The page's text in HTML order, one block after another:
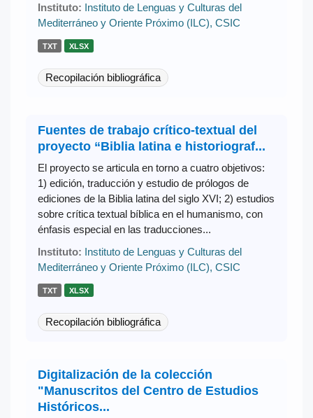
Instituto: Instituto de Lenguas y Culturas del
Mediterráneo y Oriente Próximo (ILC), CSIC
TXT XLSX
Recopilación bibliográfica
Fuentes de trabajo crítico-textual del
proyecto “Biblia latina e historiograf...
El proyecto se articula en torno a cuatro objetivos:
1) edición, traducción y estudio de prólogos de
ediciones de la Biblia latina del siglo XVI; 2) estudios
sobre crítica textual bíblica en el humanismo, con
énfasis especial en las traducciones...
Instituto: Instituto de Lenguas y Culturas del
Mediterráneo y Oriente Próximo (ILC), CSIC
TXT XLSX
Recopilación bibliográfica
Digitalización de la colección
"Manuscritos del Centro de Estudios
Históricos...